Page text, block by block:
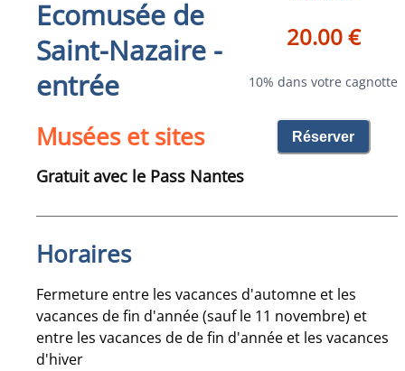
Ecomusée de
Saint-Nazaire -
entrée
Musées et sites
Gratuit avec le Pass Nantes
20.00 €
10% dans votre cagnotte
Réserver
Horaires
Fermeture entre les vacances d'automne et les
vacances de fin d'année (sauf le 11 novembre) et
entre les vacances de de fin d'année et les vacances
d'hiver